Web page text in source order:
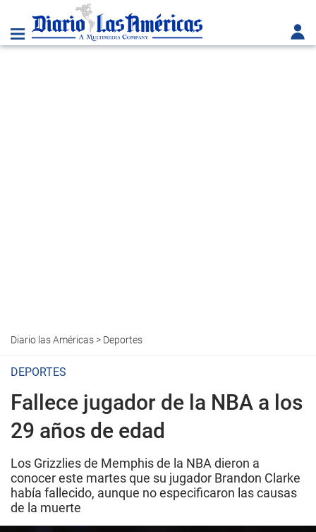
Diario las Américas> Deportes
DEPORTES
Fallece jugador de la NBA a los
29 años de edad
Los Grizzlies de Memphis de la NBA dieron a
conocer este martes que su jugador Brandon Clarke
había fallecido, aunque no especificaron las causas
de la muerte